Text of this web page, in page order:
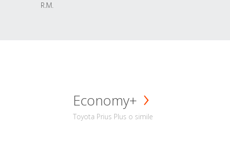
R.M.
Economy+
Toyota Prius Plus o simile